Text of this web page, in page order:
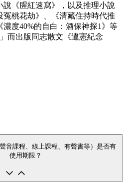
《腥紅速寫》，以及推理小說
冤桃花劫》、《清藏住持時代推
度40%的自白：酒保神探1》等
而出版同志散文《違憲紀念
音課程、線上課程、有聲書等）是否有
使用期限？